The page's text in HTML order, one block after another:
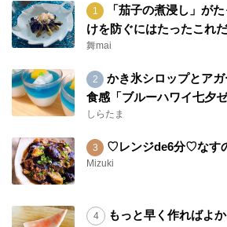
「茄子の煮浸し」が
けを防ぐにはたったこれだ
舞mai
かき氷シロップとア
食感「ブルーハワイ七夕ゼ
しらたま
♡レンジde6分♡なす
Mizuki
もっと早く作ればよ